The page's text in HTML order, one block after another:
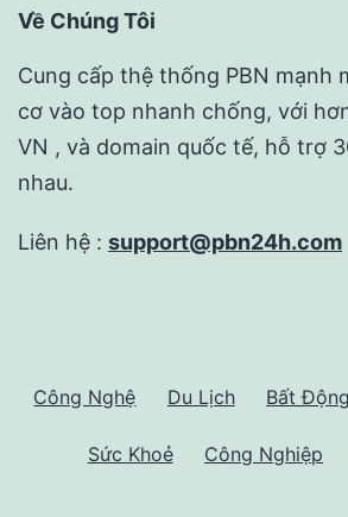
Về Chúng Tôi
Cung cấp thệ thống PBN mạnh
cơ vào top nhanh chống, với
VN , và domain quốc tế, hỗ trợ
nhau.
Liên hệ : support@pbn24h.com
Công Nghệ Du Lịch Bất
Sức Khoẻ Công Nghiệp